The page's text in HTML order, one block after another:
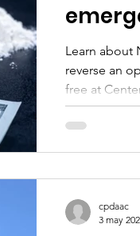
Learn about
reverse an
free at
cpdaac
3 may